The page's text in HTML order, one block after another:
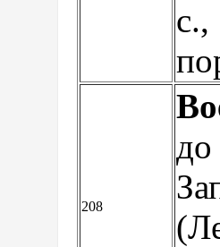
с.,
208
до